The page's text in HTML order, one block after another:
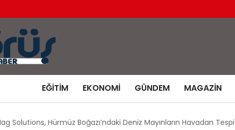
EĞITIM EKONOMI GÜNDEM MAGAZIN
Solutions, Hürmüz Boğazı’ndaki Deniz Mayınların Havadan